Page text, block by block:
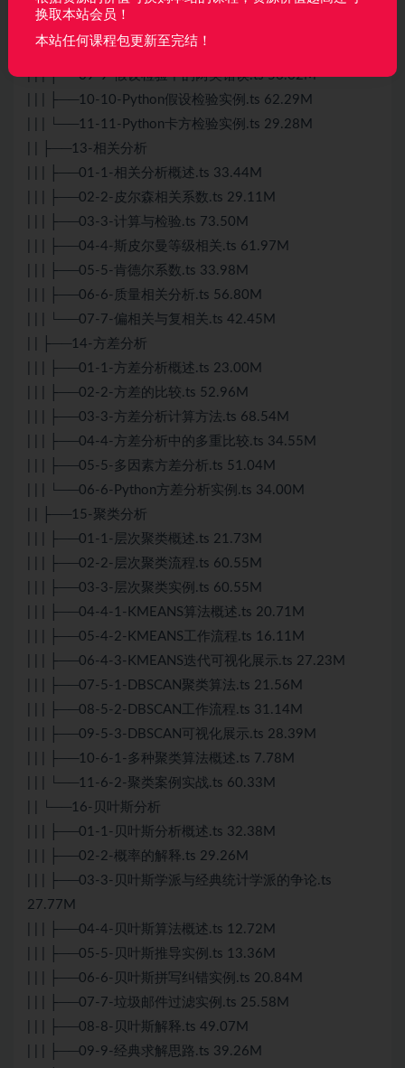
| | | ├──08-8-卡方检验.ts 60.31M
| | | ├──09-9-假设检验中的两类错误.ts 56.62M
| | | ├──10-10-Python假设检验实例.ts 62.29M
| | | └──11-11-Python卡方检验实例.ts 29.28M
| | ├──13-相关分析
| | | ├──01-1-相关分析概述.ts 33.44M
| | | ├──02-2-皮尔森相关系数.ts 29.11M
| | | ├──03-3-计算与检验.ts 73.50M
| | | ├──04-4-斯皮尔曼等级相关.ts 61.97M
| | | ├──05-5-肯德尔系数.ts 33.98M
| | | ├──06-6-质量相关分析.ts 56.80M
| | | └──07-7-偏相关与复相关.ts 42.45M
| | ├──14-方差分析
| | | ├──01-1-方差分析概述.ts 23.00M
| | | ├──02-2-方差的比较.ts 52.96M
| | | ├──03-3-方差分析计算方法.ts 68.54M
| | | ├──04-4-方差分析中的多重比较.ts 34.55M
| | | ├──05-5-多因素方差分析.ts 51.04M
| | | └──06-6-Python方差分析实例.ts 34.00M
| | ├──15-聚类分析
| | | ├──01-1-层次聚类概述.ts 21.73M
| | | ├──02-2-层次聚类流程.ts 60.55M
| | | ├──03-3-层次聚类实例.ts 60.55M
| | | ├──04-4-1-KMEANS算法概述.ts 20.71M
| | | ├──05-4-2-KMEANS工作流程.ts 16.11M
| | | ├──06-4-3-KMEANS迭代可视化展示.ts 27.23M
| | | ├──07-5-1-DBSCAN聚类算法.ts 21.56M
| | | ├──08-5-2-DBSCAN工作流程.ts 31.14M
| | | ├──09-5-3-DBSCAN可视化展示.ts 28.39M
| | | ├──10-6-1-多种聚类算法概述.ts 7.78M
| | | └──11-6-2-聚类案例实战.ts 60.33M
| | └──16-贝叶斯分析
| | | ├──01-1-贝叶斯分析概述.ts 32.38M
| | | ├──02-2-概率的解释.ts 29.26M
| | | ├──03-3-贝叶斯学派与经典统计学派的争论.ts
27.77M
| | | ├──04-4-贝叶斯算法概述.ts 12.72M
| | | ├──05-5-贝叶斯推导实例.ts 13.36M
| | | ├──06-6-贝叶斯拼写纠错实例.ts 20.84M
| | | ├──07-7-垃圾邮件过滤实例.ts 25.58M
| | | ├──08-8-贝叶斯解释.ts 49.07M
| | | ├──09-9-经典求解思路.ts 39.26M
换取本站会员！
本站任何课程包更新至完结！